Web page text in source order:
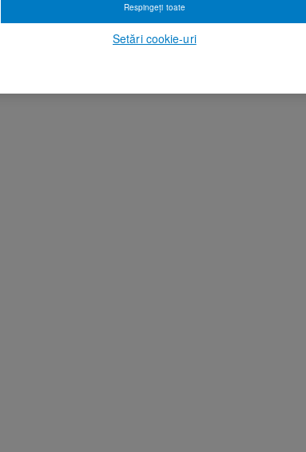
Setări cookie-uri
Respingeți toate